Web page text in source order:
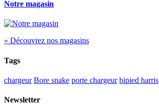
Notre magasin
» Découvrez nos magasins
Tags
chargeur Bore snake porte chargeur bipied harris
Newsletter